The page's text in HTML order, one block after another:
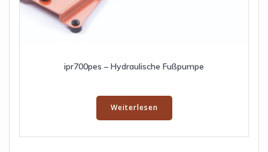
ipr700pes – Hydraulische Fußpumpe
Weiterlesen